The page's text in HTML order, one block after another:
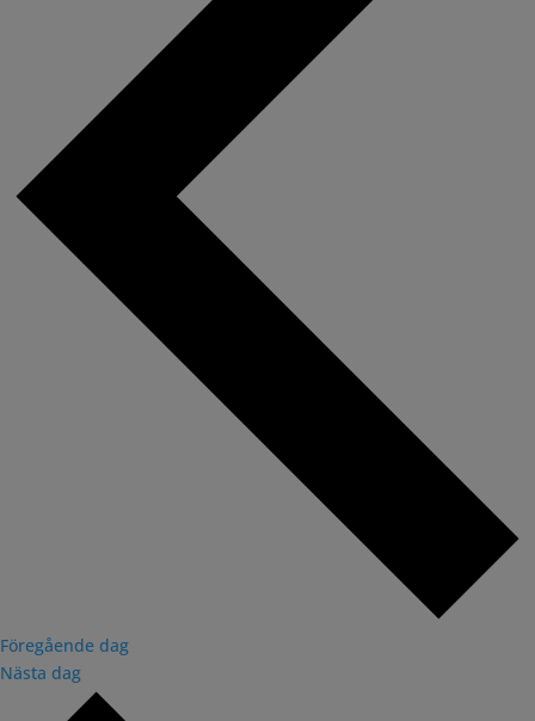
Föregående dag
Nästa dag